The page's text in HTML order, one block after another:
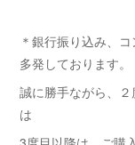
＊銀行振り込み、
多発しております。
誠に勝手ながら、
は